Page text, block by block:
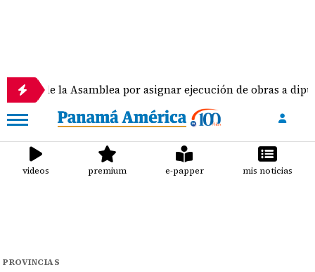
la Asamblea por asignar ejecución de obras a diputados
videos premium e-papper mis noticias
PROVINCIAS